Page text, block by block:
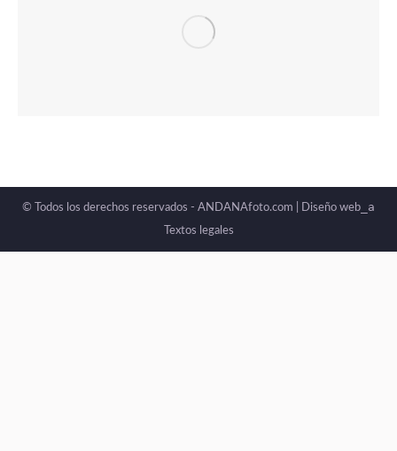
© Todos los derechos reservados - ANDANAfoto.com | Diseño web _a
Textos legales